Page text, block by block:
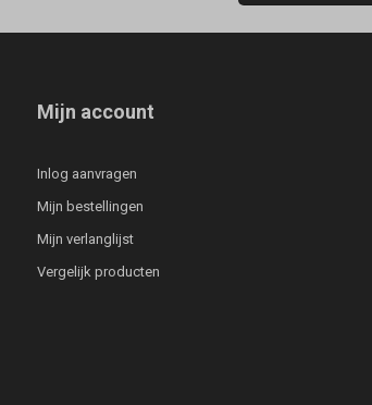
Mijn account
Inlog aanvragen
Mijn bestellingen
Mijn verlanglijst
Vergelijk producten